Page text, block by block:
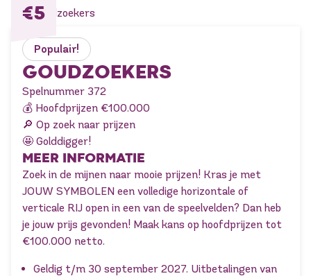
€5
Populair!
GOUDZOEKERS
Spelnummer 372
💰 Hoofdprijzen €100.000
🔎 Op zoek naar prijzen
🤩 Golddigger!
MEER INFORMATIE
Zoek in de mijnen naar mooie prijzen! Kras je met
JOUW SYMBOLEN een volledige horizontale of
verticale RIJ open in een van de speelvelden? Dan heb
je jouw prijs gevonden! Maak kans op hoofdprijzen tot
€100.000 netto.
Geldig t/m 30 september 2027. Uitbetalingen van